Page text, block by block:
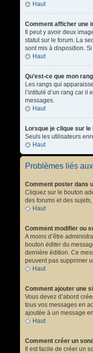
Haut
Comment afficher une
Il peut y avoir deux
statut sur le forum. La
sont mis à disposition.
Haut
Qu’est-ce que mon
Les rangs qui
l’intitulé d’un rang car
messages.
Haut
Lorsque je clique sur le
Seuls les utilisateurs
Haut
Problèmes liés
Comment poster dans
Cliquez sur le bouton
des forums et des
Haut
Comment modifier ou
A moins d’être
bouton éditerdu
dernière édition. Ce
peuvent pas supprimer
Haut
Comment ajouter une
Vous devez d’abord
tous vos messages en
ajoutée à un message
Haut
Comment créer un
Il est facile de créer un